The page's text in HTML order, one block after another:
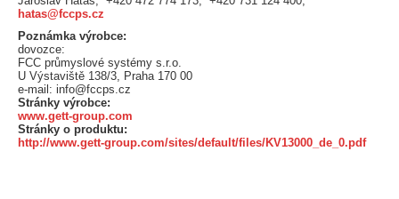
hatas@fccps.cz
Poznámka výrobce:
dovozce:
FCC průmyslové systémy s.r.o.
U Výstaviště 138/3, Praha 170 00
e-mail: info@fccps.cz
Stránky výrobce:
www.gett-group.com
Stránky o produktu:
http://www.gett-group.com/sites/default/files/KV13000_de_0.pdf